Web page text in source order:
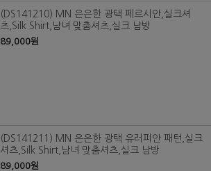
(DS141210) MN 은은한 광택 페르시안,실크셔
츠,Silk Shirt,남녀 맞춤셔츠,실크 남방
89,000원
(DS141211) MN 은은한 광택 유러피안 패턴,실크
셔츠,Silk Shirt,남녀 맞춤셔츠,실크 남방
89,000원